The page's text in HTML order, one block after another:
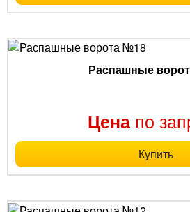
Распашные
Цена по
Купить